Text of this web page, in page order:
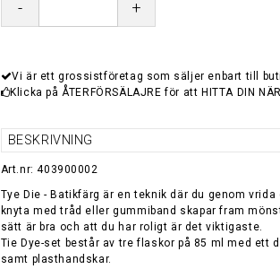
- +
Vi är ett grossistföretag som säljer enbart till
Klicka på ÅTERFÖRSÄLAJRE för att HITTA DIN
BESKRIVNING
Art.nr: 403900002
Tye Die - Batikfärg är en teknik där du genom vrida
knyta med tråd eller gummiband skapar fram
sätt är bra och att du har roligt är det viktigaste.
Tie Dye-set består av tre flaskor på 85 ml med ett
samt plasthandskar.